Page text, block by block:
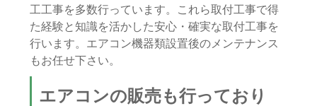
工工事を多数行っています。これら取付工事で得
た経験と知識を活かした安心・確実な取付工事を
行います。エアコン機器類設置後のメンテナンス
もお任せ下さい。
エアコンの販売も行っており